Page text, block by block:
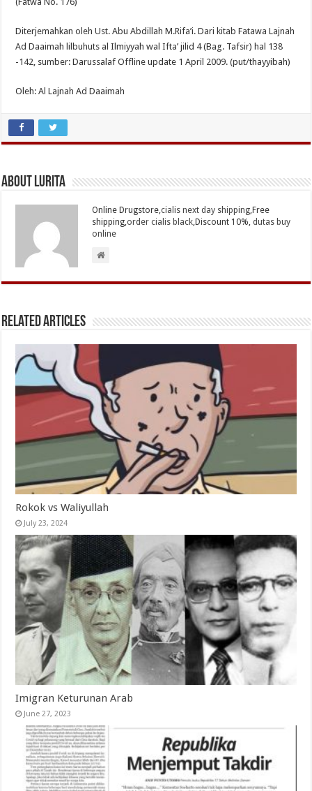
Diterjemahkan oleh Ust. Abu Abdillah M.Rifa’i. Dari kitab Fatawa Lajnah
Ad Daaimah lilbuhuts al Ilmiyyah wal Ifta’ jilid 4 (Bag. Tafsir) hal 138
-142, sumber: Darussalaf Offline update 1 April 2009. (put/thayyibah)
Oleh: Al Lajnah Ad Daaimah
About Lurita
Online Drugstore,cialis next day shipping,Free
shipping,order cialis black,Discount 10%,dutas buy
online
Related Articles
Rokok vs Waliyullah
July 23, 2024
Imigran Keturunan Arab
June 27, 2023